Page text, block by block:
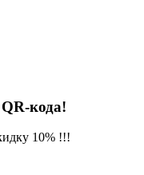
кода!
10% !!!